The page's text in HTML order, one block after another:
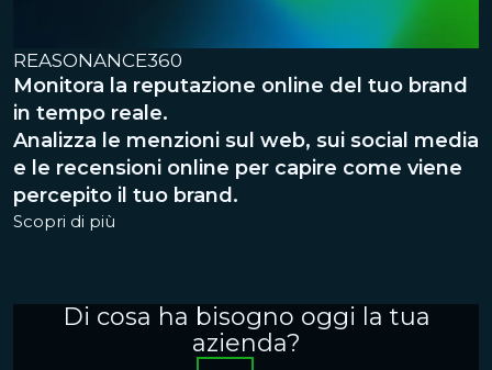
REASONANCE360
Monitora la reputazione online del tuo brand
in tempo reale.
Analizza le menzioni sul web, sui social media
e le recensioni online per capire come viene
percepito il tuo brand.
Scopri di più
Di cosa ha bisogno oggi la tua
azienda?